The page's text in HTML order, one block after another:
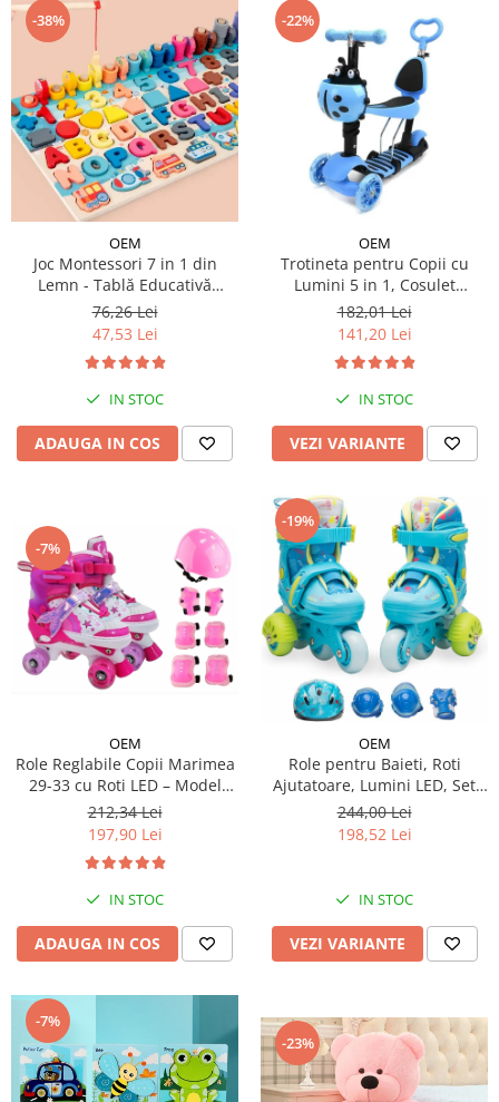
-38%
OEM
Joc Montessori 7 in 1 din
Lemn - Tablă Educativă
Logaritmică
76,26 Lei
47,53 Lei
IN STOC
ADAUGA IN COS
-22%
OEM
Trotineta pentru Copii cu
Lumini 5 in 1, Cosulet
Buburuza, Maner de Impins
fara Pedale
182,01 Lei
141,20 Lei
IN STOC
VEZI VARIANTE
-7%
OEM
Role Reglabile Copii Marimea
29-33 cu Roti LED – Model
Sirena, SET PROTECTIE
INCLUS
212,34 Lei
197,90 Lei
IN STOC
ADAUGA IN COS
-19%
OEM
Role pentru Baieti, Roti
Ajutatoare, Lumini LED, Set
Protectie
244,00 Lei
198,52 Lei
IN STOC
VEZI VARIANTE
-7%
-23%